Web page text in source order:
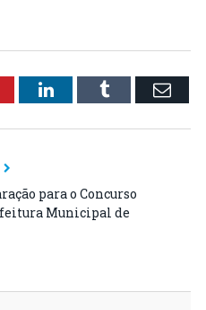
LinkedInTumblr Email
para o Concurso
Municipal de